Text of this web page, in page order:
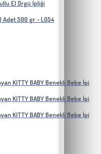
El Örgü İpliği
Adet 500 gr - L054
KITTY BABY Benekli Bebe İpi
KITTY BABY Benekli Bebe İpi
KITTY BABY Benekli Bebe İpi